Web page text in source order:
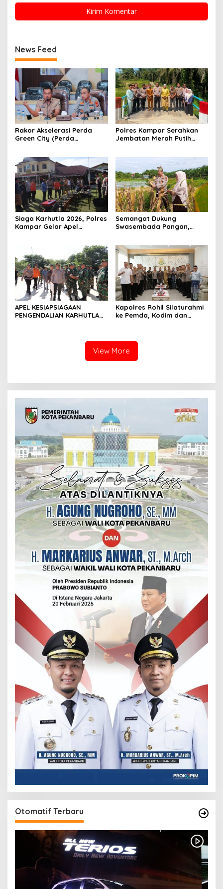
News Feed
Rakor Akselerasi Perda
Green City (Perda
Lingkungan Hidup Kota
Pekanbaru dan Tim Pakar
Polres Kampar Serahkan
Jembatan Merah Putih
Siaga Karhutla 2026, Polres
Kampar Gelar Apel
Semangat Dukung
Swasembada Pangan,
Sendayan
APEL KESIAPSIAGAAN
PENGENDALIAN KARHUTLA
KEMARAU DAN POTENSI EL
Kapolres Rohil Silaturahmi
ke Pemda, Kodim dan
View More
Otomatif Terbaru